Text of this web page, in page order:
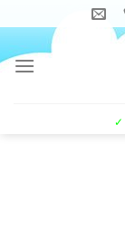
naar
inhoud
✓